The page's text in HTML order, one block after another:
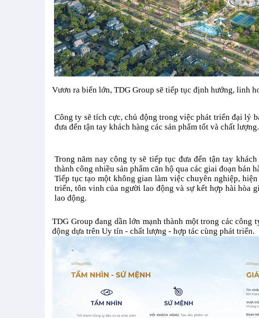
Vươn ra biển lớn, TDG Group sẽ tiếp tục định hướng, linh
Công ty sẽ tích cực, chủ động trong việc phát triển đại lý
đưa đến tận tay khách hàng các sản phẩm tốt và chất lượng.
Trong năm nay công ty sẽ tiếp tục đưa đến tận tay
thành công nhiều sản phẩm căn hộ qua các giai đoạn bán
Tiếp tục tạo một không gian làm việc chuyên nghiệp,
triển, tôn vinh của người lao động và sự kết hợp hài hòa
lao động.
TDG Group đang dần lớn mạnh thành một trong các công
động dựa trên Uy tín - chất lượng - hợp tác cùng phát triển.